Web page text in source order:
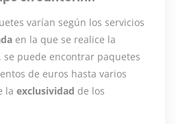
varían según los servicios
en la que se realice la
se puede encontrar paquetes
de euros hasta varios
la exclusividad de los